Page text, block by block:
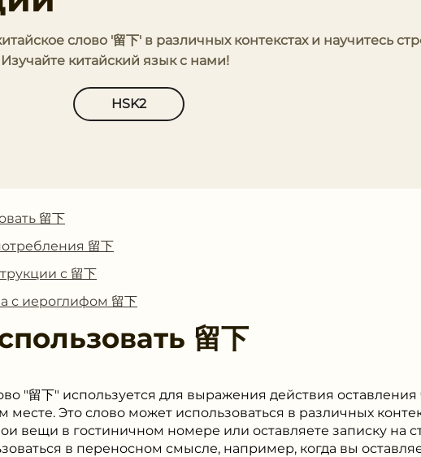
слово '留下' в различных контекстах и научитесь
китайский язык с нами!
HSK2
留下
留下
с 留下
с иероглифом 留下
留下
"留下" используется для выражения действия
месте. Это слово может использоваться в различных
вещи в гостиничном номере или оставляете записку на
в переносном смысле, например, когда вы